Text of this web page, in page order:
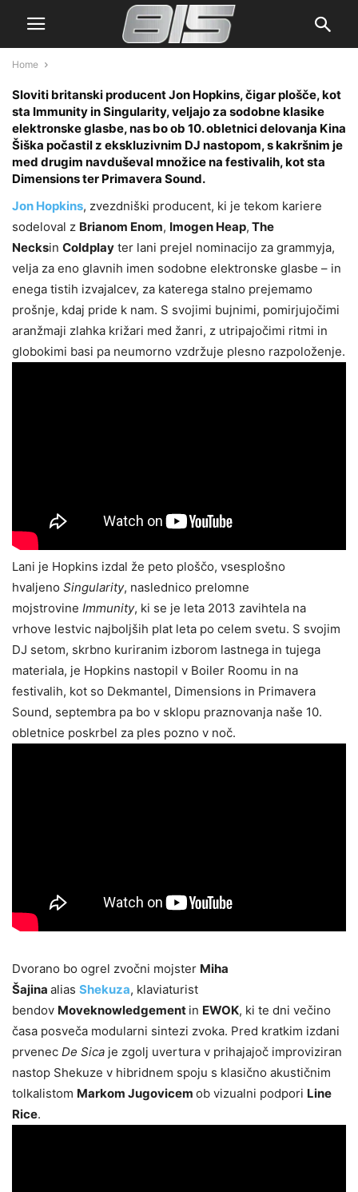
Home
Sloviti britanski producent Jon Hopkins, čigar plošče, kot
sta Immunity in Singularity, veljajo za sodobne klasike
elektronske glasbe, nas bo ob 10. obletnici delovanja Kina
Šiška počastil z ekskluzivnim DJ nastopom, s kakršnim je
med drugim navduševal množice na festivalih, kot sta
Dimensions ter Primavera Sound.
Jon Hopkins, zvezdniški producent, ki je tekom kariere
sodeloval z Brianom Enom, Imogen Heap, The
Necksin Coldplay ter lani prejel nominacijo za grammyja,
velja za eno glavnih imen sodobne elektronske glasbe – in
enega tistih izvajalcev, za katerega stalno prejemamo
prošnje, kdaj pride k nam. S svojimi bujnimi, pomirjujočimi
aranžmaji zlahka križari med žanri, z utripajočimi ritmi in
globokimi basi pa neumorno vzdržuje plesno razpoloženje.
Lani je Hopkins izdal že peto ploščo, vsesplošno
hvaljeno Singularity, naslednico prelomne
mojstrovine Immunity, ki se je leta 2013 zavihtela na
vrhove lestvic najboljših plat leta po celem svetu. S svojim
DJ setom, skrbno kuriranim izborom lastnega in tujega
materiala, je Hopkins nastopil v Boiler Roomu in na
festivalih, kot so Dekmantel, Dimensions in Primavera
Sound, septembra pa bo v sklopu praznovanja naše 10.
obletnice poskrbel za ples pozno v noč.
Dvorano bo ogrel zvočni mojster Miha
Šajina alias Shekuza, klaviaturist
bendov Moveknowledgement in EWOK, ki te dni večino
časa posveča modularni sintezi zvoka. Pred kratkim izdani
prvenec De Sica je zgolj uvertura v prihajajoč improviziran
nastop Shekuze v hibridnem spoju s klasično akustičnim
tolkalistom Markom Jugovicem ob vizualni podpori Line
Rice.